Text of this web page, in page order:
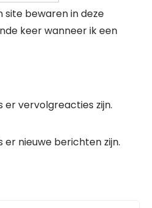
site bewaren in deze
keer wanneer ik een
er vervolgreacties zijn.
er nieuwe berichten zijn.